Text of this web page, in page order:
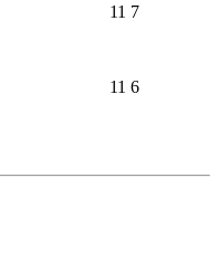
11 7
11 6